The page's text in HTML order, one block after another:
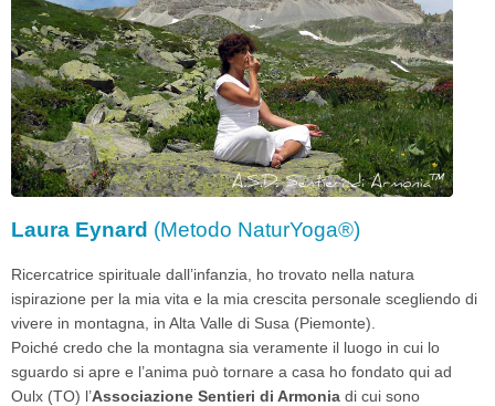
Laura Eynard (Metodo NaturYoga®)
Ricercatrice spirituale dall’infanzia, ho trovato nella natura
ispirazione per la mia vita e la mia crescita personale scegliendo di
vivere in montagna, in Alta Valle di Susa (Piemonte).
Poiché credo che la montagna sia veramente il luogo in cui lo
sguardo si apre e l’anima può tornare a casa ho fondato qui ad
Oulx (TO) l’Associazione Sentieri di Armonia di cui sono